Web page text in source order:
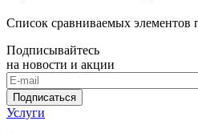
Список сравниваемых элементов
Подписывайтесь
на новости и акции
Подписаться
Услуги